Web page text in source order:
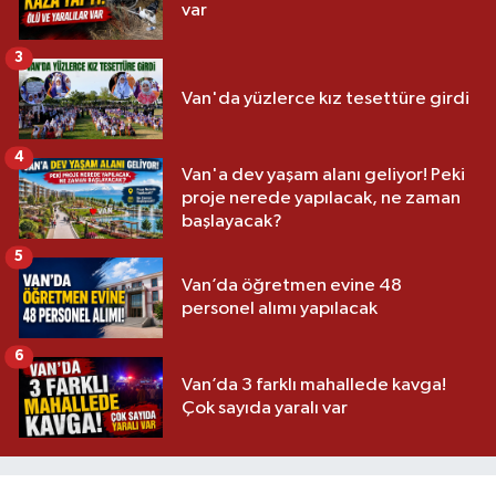
var
Van'da yüzlerce kız tesettüre girdi
3
Van'a dev yaşam alanı geliyor! Peki
proje nerede yapılacak, ne zaman
başlayacak?
4
Van’da öğretmen evine 48
personel alımı yapılacak
5
Van’da 3 farklı mahallede kavga!
Çok sayıda yaralı var
6